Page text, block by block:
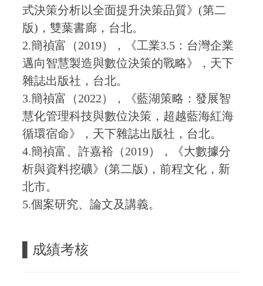
式決策分析以全面提升決策品質》(第二
版)，雙葉書廊，台北。
2.簡禎富（2019），《工業3.5：台灣企業
邁向智慧製造與數位決策的戰略》，天下
雜誌出版社，台北。
3.簡禎富（2022），《藍湖策略：發展智
慧化管理科技與數位決策，超越藍海紅海
循環宿命》，天下雜誌出版社，台北。
4.簡禎富、許嘉裕（2019），《大數據分
析與資料挖礦》(第二版)，前程文化，新
北市。
5.個案研究、論文及講義。
▌成績考核